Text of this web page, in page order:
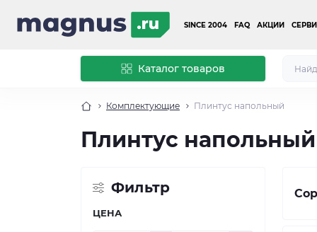
SINCE 2004 FAQ АКЦИИ
Каталог товаров
Комплектующие Плинтус напольный
Плинтус напольный
Фильтр
ЦЕНА